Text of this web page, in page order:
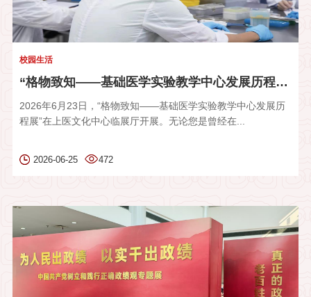
校园生活
“格物致知——基础医学实验教学中心发展历程展”开展啦
2026年6月23日，“格物致知——基础医学实验教学中心发展历
程展”在上医文化中心临展厅开展。无论您是曾经在...
2026-06-25 472